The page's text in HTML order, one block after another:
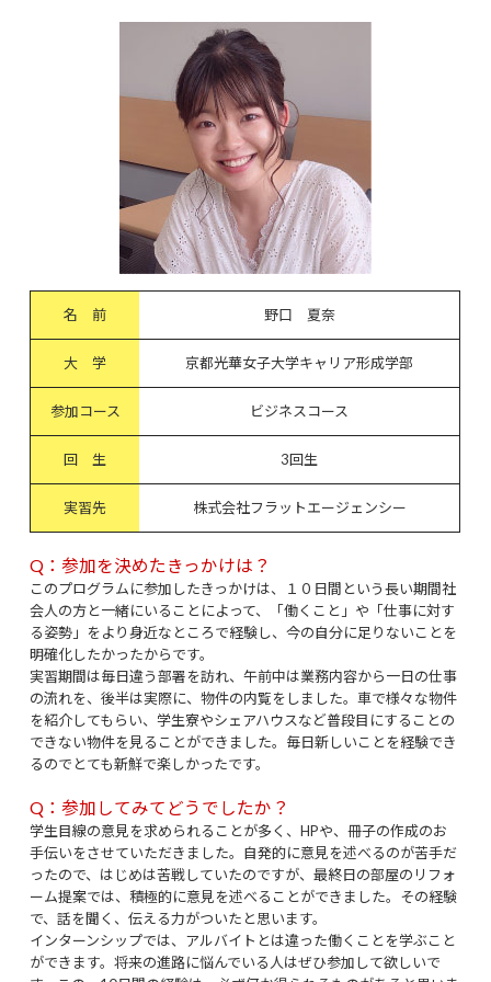
名 前 野口 夏奈
大 学 京都光華女子大学キャリア形成学部
参加コース ビジネスコース
回 生 3回生
実習先 株式会社フラットエージェンシー
Q：参加を決めたきっかけは？
このプログラムに参加したきっかけは、１０日間という長い期間社
会人の方と一緒にいることによって、「働くこと」や「仕事に対す
る姿勢」をより身近なところで経験し、今の自分に足りないことを
明確化したかったからです。
実習期間は毎日違う部署を訪れ、午前中は業務内容から一日の仕事
の流れを、後半は実際に、物件の内覧をしました。車で様々な物件
を紹介してもらい、学生寮やシェアハウスなど普段目にすることの
できない物件を見ることができました。毎日新しいことを経験でき
るのでとても新鮮で楽しかったです。
Q：参加してみてどうでしたか？
学生目線の意見を求められることが多く、HPや、冊子の作成のお
手伝いをさせていただきました。自発的に意見を述べるのが苦手だ
ったので、はじめは苦戦していたのですが、最終日の部屋のリフォ
ーム提案では、積極的に意見を述べることができました。その経験
で、話を聞く、伝える力がついたと思います。
インターンシップでは、アルバイトとは違った働くことを学ぶこと
ができます。将来の進路に悩んでいる人はぜひ参加して欲しいで